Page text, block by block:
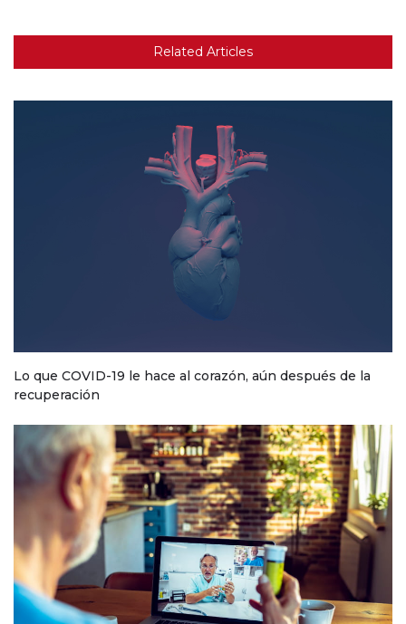
Related Articles
Lo que COVID-19 le hace al corazón, aún después de la
recuperación